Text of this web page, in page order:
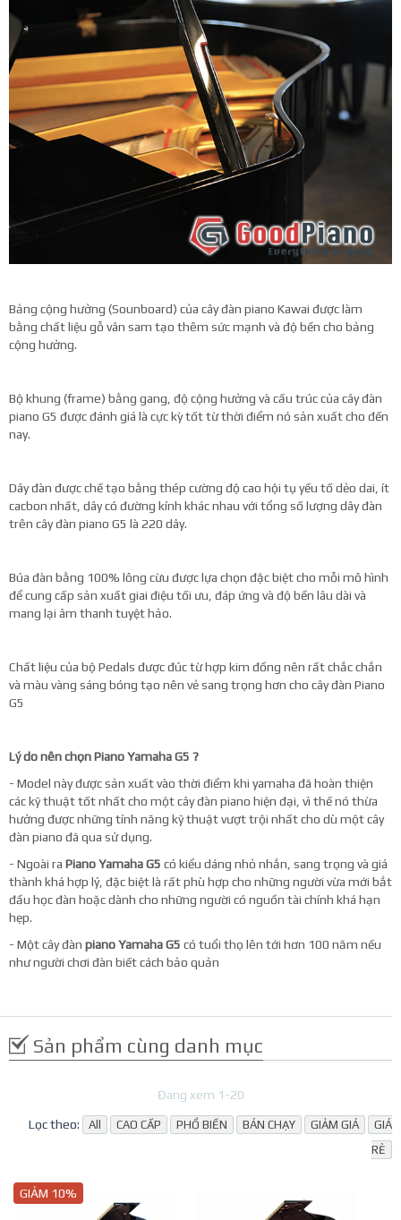
Bảng cộng hưởng (Sounboard) của cây đàn piano Kawai được làm
bằng chất liệu gỗ vân sam tạo thêm sức mạnh và độ bền cho bảng
cộng hưởng.
Bộ khung (frame) bằng gang, độ cộng hưởng và cấu trúc của cây đàn
piano G5 được đánh giá là cực kỳ tốt từ thời điểm nó sản xuất cho đến
nay.
Dây đàn được chế tạo bằng thép cường độ cao hội tụ yếu tố dẻo dai, ít
cacbon nhất, dây có đường kính khác nhau với tổng số lượng dây đàn
trên cây đàn piano G5 là 220 dây.
Búa đàn bằng 100% lông cừu được lựa chọn đặc biệt cho mỗi mô hình
để cung cấp sản xuất giai điệu tối ưu, đáp ứng và độ bền lâu dài và
mang lại âm thanh tuyệt hảo.
Chất liệu của bộ Pedals được đúc từ hợp kim đồng nên rất chắc chắn
và màu vàng sáng bóng tạo nên vẻ sang trọng hơn cho cây đàn Piano
G5
Lý do nên chọn Piano Yamaha G5 ?
- Model này được sản xuất vào thời điểm khi yamaha đã hoàn thiện
các kỹ thuật tốt nhất cho một cây đàn piano hiện đại, vì thế nó thừa
hưởng được những tính năng kỹ thuật vượt trội nhất cho dù một cây
đàn piano đã qua sử dụng.
- Ngoài ra Piano Yamaha G5 có kiểu dáng nhỏ nhắn, sang trọng và giá
thành khá hợp lý, đặc biệt là rất phù hợp cho những người vừa mới bắt
đầu học đàn hoặc dành cho những người có nguồn tài chính khá hạn
hẹp.
- Một cây đàn piano Yamaha G5 có tuổi thọ lên tới hơn 100 năm nếu
như người chơi đàn biết cách bảo quản
Sản phẩm cùng danh mục
Đang xem 1-20
Lọc theo: All CAO CẤP PHỔ BIẾN BÁN CHẠY GIẢM GIÁ
GIÁ
RẺ
GIẢM 10%